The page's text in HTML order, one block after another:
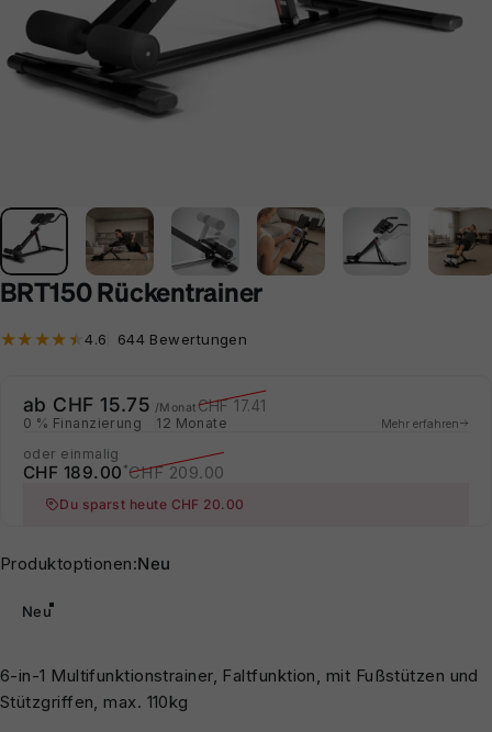
BRT150 Rückentrainer
4.6 644 Bewertungen
Verkaufspreis
ab CHF 15.75 /Monat
Normaler Preis CHF 17.41
0 % Finanzierung 12 Monate Mehr erfahren
oder einmalig
Verkaufspreis
CHF 189.00 *
Normaler PreisCHF 209.00
Du sparst heute CHF 20.00
Produktoptionen
Produktoptionen:Neu
Neu
6-in-1 Multifunktionstrainer, Faltfunktion, mit Fußstützen und
Stützgriffen, max. 110kg